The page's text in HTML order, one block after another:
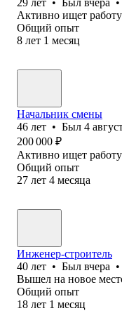
Активно ищет работу
Общий опыт
8 лет 1 месяц
Начальник смены
46 лет • Был 4
200 000 ₽
Активно ищет работу
Общий опыт
27 лет 4 месяца
Инженер-строитель
40 лет • Был вчера •
Вышел на новое
Общий опыт
18 лет 1 месяц